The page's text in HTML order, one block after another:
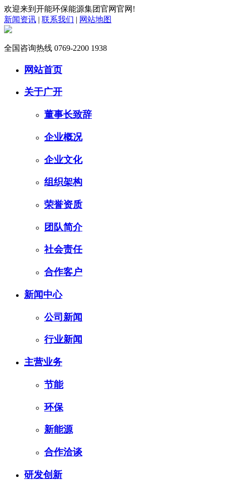
欢迎来到开能环保能源集团官网官网!
新闻资讯 | 联系我们 | 网站地图
全国咨询热线 0769-2200 1938
网站首页
关于广开
董事长致辞
企业概况
企业文化
组织架构
荣誉资质
团队简介
社会责任
合作客户
新闻中心
公司新闻
行业新闻
主营业务
节能
环保
新能源
合作洽谈
研发创新